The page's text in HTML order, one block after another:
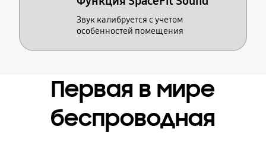
Звук калибруется с учетом
особенностей помещения
Первая в мире
беспроводная